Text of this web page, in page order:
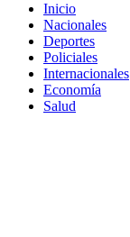
Inicio
Nacionales
Deportes
Policiales
Internacionales
Economía
Salud